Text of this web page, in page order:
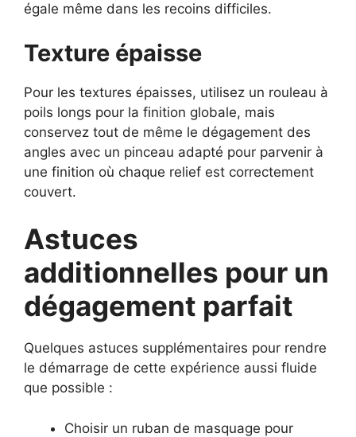
égale même dans les recoins difficiles.
Texture épaisse
Pour les textures épaisses, utilisez un rouleau à
poils longs pour la finition globale, mais
conservez tout de même le dégagement des
angles avec un pinceau adapté pour parvenir à
une finition où chaque relief est correctement
couvert.
Astuces
additionnelles pour un
dégagement parfait
Quelques astuces supplémentaires pour rendre
le démarrage de cette expérience aussi fluide
que possible :
Choisir un ruban de masquage pour